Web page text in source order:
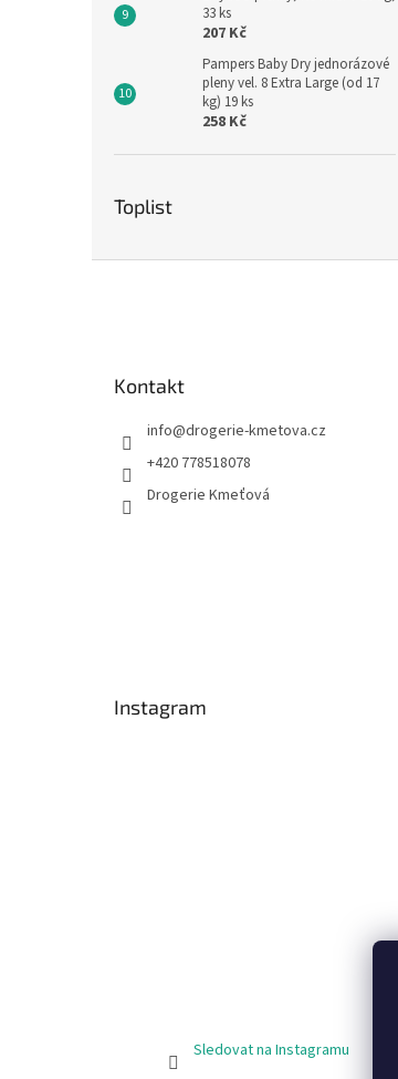
33 ks
207 Kč
Pampers Baby Dry jednorázové
pleny vel. 8 Extra Large (od 17
kg) 19 ks
258 Kč
Toplist
Kontakt
info@drogerie-kmetova.cz
+420 778518078
Drogerie Kmeťová
Instagram
Sledovat na Instagramu